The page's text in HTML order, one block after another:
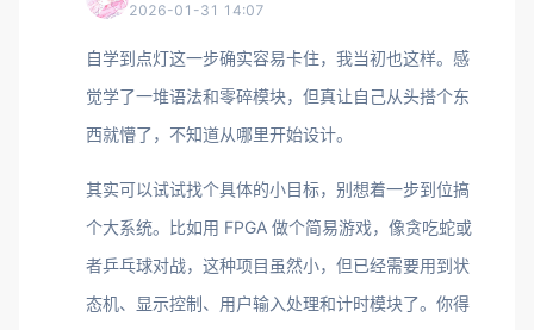
2026-01-31 14:07
自学到点灯这一步确实容易卡住，我当初也这样。感
觉学了一堆语法和零碎模块，但真让自己从头搭个东
西就懵了，不知道从哪里开始设计。
其实可以试试找个具体的小目标，别想着一步到位搞
个大系统。比如用 FPGA 做个简易游戏，像贪吃蛇或
者乒乓球对战，这种项目虽然小，但已经需要用到状
态机、显示控制、用户输入处理和计时模块了。你得